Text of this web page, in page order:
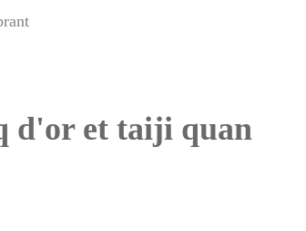
d'or et taiji quan